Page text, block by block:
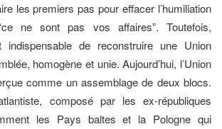
les premiers pas pour effacer l’humiliation
ne sont pas vos affaires”. Toutefois,
indispensable de reconstruire une Union
homogène et unie. Aujourd’hui, l’Union
comme un assemblage de deux blocs.
composé par les ex-républiques
les Pays baltes et la Pologne qui